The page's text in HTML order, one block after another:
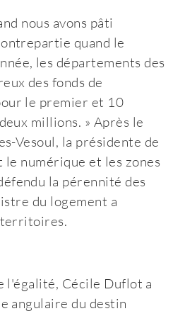
nous avons pâti
quand le
les départements des
des fonds de
le premier et 10
millions. » Après le
Vesoul, la présidente de
numérique et les zones
la pérennité des
du logement a
territoires.
l'égalité, Cécile Duflot a
angulaire du destin